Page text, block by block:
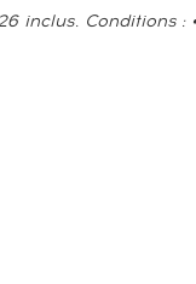
inclus. Conditions :